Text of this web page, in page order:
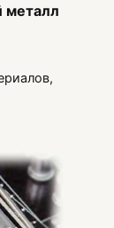
металл